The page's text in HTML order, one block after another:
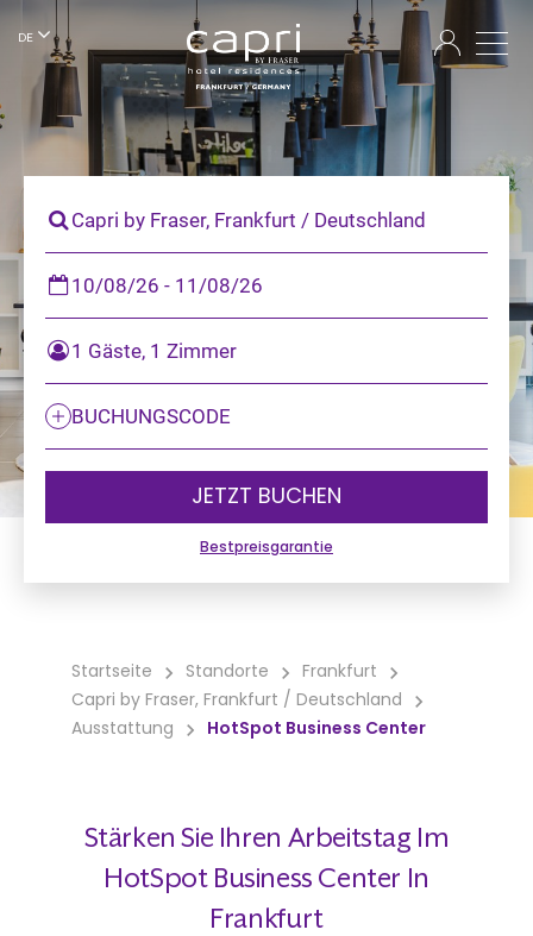
DE
Capri by Fraser, Frankfurt / Deutschland
10/08/26 - 11/08/26
1 Gäste, 1 Zimmer
BUCHUNGSCODE
JETZT BUCHEN
Bestpreisgarantie
Startseite Standorte
Frankfurt
Capri by Fraser, Frankfurt / Deutschland
Ausstattung
HotSpot Business Center
Stärken Sie Ihren Arbeitstag Im
HotSpot Business Center In
Frankfurt